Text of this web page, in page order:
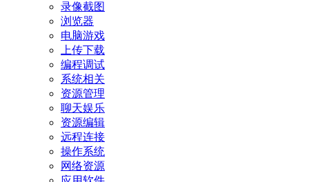
录像截图
浏览器
电脑游戏
上传下载
编程调试
系统相关
资源管理
聊天娱乐
资源编辑
远程连接
操作系统
网络资源